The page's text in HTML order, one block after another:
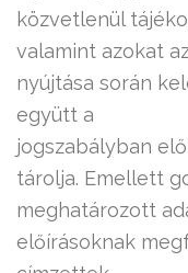
közvetlenül
valamint azokat
nyújtása során
együtt a
jogszabályban
tárolja. Emellett
meghatározott
előírásoknak